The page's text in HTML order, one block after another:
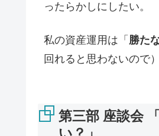
ったらかしにしたい。
私の資産運用は「 勝た
回れると思わないので）
第三部 座談会